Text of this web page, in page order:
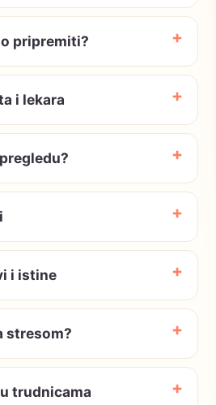
pripremiti?
i lekara
i istine
stresom?
trudnicama